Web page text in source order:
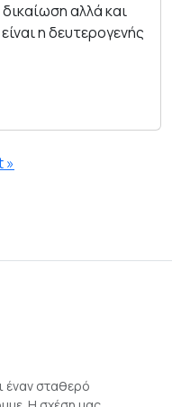
αλλά και
η δευτερογενής
»
έναν σταθερό